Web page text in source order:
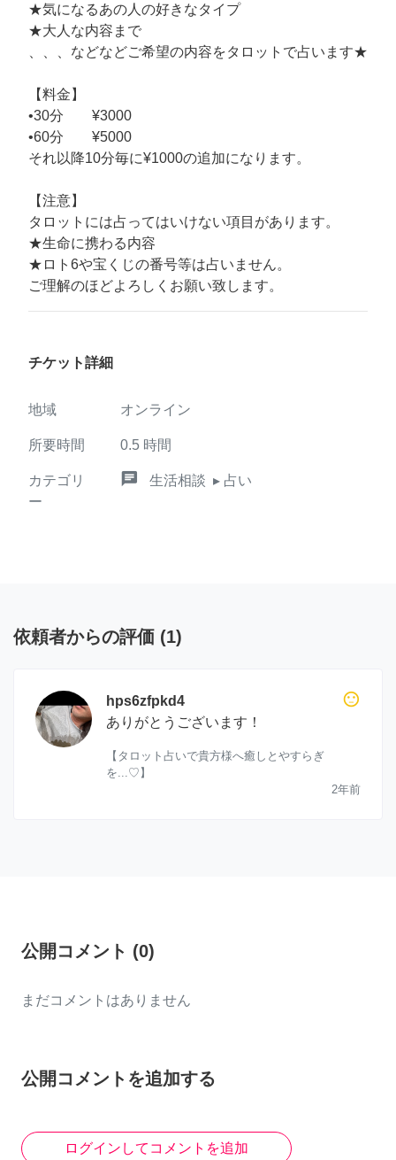
★気になるあの人の好きなタイプ
★大人な内容まで
、、、などなどご希望の内容をタロットで占います★
【料金】
•30分 ¥3000
•60分 ¥5000
それ以降10分毎に¥1000の追加になります。
【注意】
タロットには占ってはいけない項目があります。
★生命に携わる内容
★ロト6や宝くじの番号等は占いません。
ご理解のほどよろしくお願い致します。
チケット詳細
地域 オンライン
所要時間 0.5 時間
カテゴリ
ー
chat 生活相談 ▸ 占い
依頼者からの評価 (1)
sentiment_neutral
hps6zfpkd4
ありがとうございます！
【タロット占いで貴方様へ癒しとやすらぎ
を...♡】
2年前
公開コメント (0)
まだコメントはありません
公開コメントを追加する
ログインしてコメントを追加